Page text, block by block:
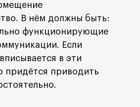
В нём должны быть:
функционирующие
Если
в эти
придётся приводить